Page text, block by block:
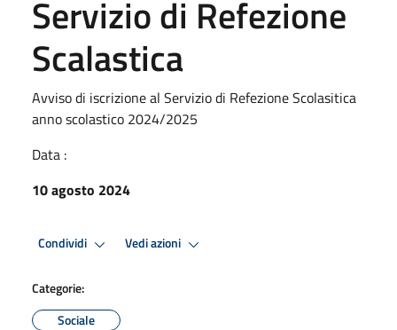
Servizio di Refezione
Scalastica
Avviso di iscrizione al Servizio di Refezione Scolasitica
anno scolastico 2024/2025
Data :
10 agosto 2024
Condividi Vedi azioni
Categorie:
Sociale